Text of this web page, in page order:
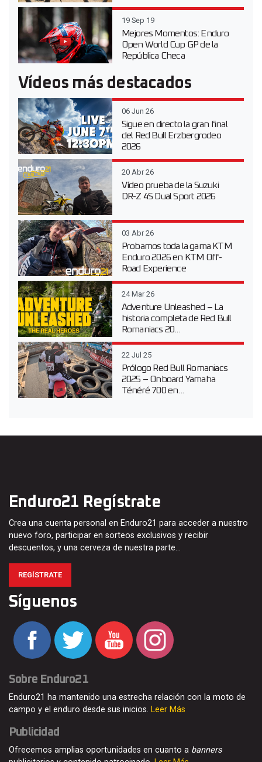
19 Sep 19
Mejores Momentos: Enduro
Open World Cup GP de la
República Checa
Vídeos más destacados
06 Jun 26
Sigue en directo la gran final
del Red Bull Erzbergrodeo
2026
20 Abr 26
Vídeo prueba de la Suzuki
DR-Z 4S Dual Sport 2026
03 Abr 26
Probamos toda la gama KTM
Enduro 2026 en KTM Off-
Road Experience
24 Mar 26
Adventure Unleashed – La
historia completa de Red Bull
Romaniacs 20...
22 Jul 25
Prólogo Red Bull Romaniacs
2025 – Onboard Yamaha
Ténéré 700 en...
Enduro21 Regístrate
Crea una cuenta personal en Enduro21 para acceder a nuestro
nuevo foro, participar en sorteos exclusivos y recibir
descuentos, y una cerveza de nuestra parte…
REGÍSTRATE
Síguenos
Sobre Enduro21
Enduro21 ha mantenido una estrecha relación con la moto de
campo y el enduro desde sus inicios. Leer Más
Publicidad
Ofrecemos amplias oportunidades en cuanto a banners